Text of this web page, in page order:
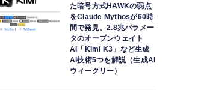
た暗号方式HAWKの弱点
をClaude Mythosが60時
間で発見、2.8兆パラメー
タのオープンウェイト
AI「Kimi K3」など生成
AI技術5つを解説（生成AI
ウィークリー）